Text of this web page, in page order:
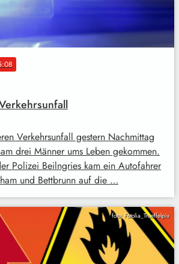
Verkehrsunfall gestern Nachmittag
drei Männer ums Leben gekommen.
Polizei Beilngries kam ein Autofahrer
und Bettbrunn auf die …
foto: Fotolia_Trueffelpix